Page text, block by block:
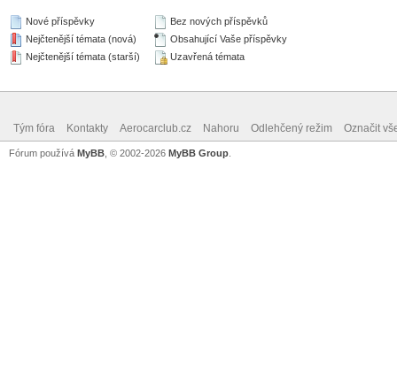
Nové příspěvky
Nejčtenější témata (nová)
Nejčtenější témata (starší)
Bez nových příspěvků
Obsahující Vaše příspěvky
Uzavřená témata
Tým fóra Kontakty Aerocarclub.cz Nahoru Odlehčený režim Označit
Fórum používá MyBB , © 2002-2026 MyBB Group